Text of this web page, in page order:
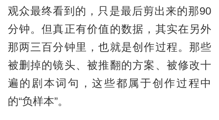
观众最终看到的，只是最后剪出来的那90
分钟。但真正有价值的数据，其实在另外
那两三百分钟里，也就是创作过程。那些
被删掉的镜头、被推翻的方案、被修改十
遍的剧本词句，这些都属于创作过程中
的“负样本”。